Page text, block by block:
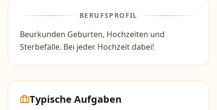
BERUFSPROFIL
Beurkunden Geburten, Hochzeiten und
Sterbefälle. Bei jeder Hochzeit dabei!
Typische Aufgaben